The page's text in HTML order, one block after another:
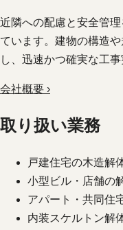
近隣への配慮と安全管
ています。建物の構造
し、迅速かつ確実な工
会社概要 ›
取り扱い業務
戸建住宅の木造解
小型ビル・店舗の
アパート・共同住
内装スケルトン解